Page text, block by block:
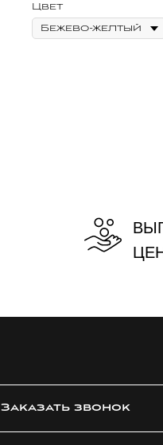
Цвет
Заказать звонок